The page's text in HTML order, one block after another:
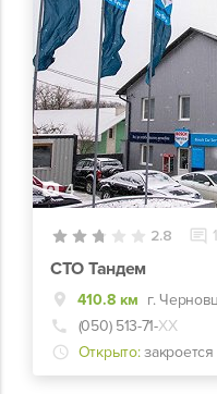
4
2.8 1
СТО Тандем
410.8 км г.
(050) 513-71-ХХ
Открыто: